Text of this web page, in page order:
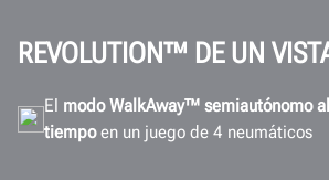
WalkAway™
Capacitación
REVOLUTION™ DE UN
El modo WalkAway™ semiautónomo
tiempoen un juego de 4 neumáticos